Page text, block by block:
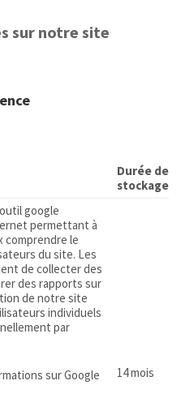
sur notre site
Durée de
stockage
google
permettant à
comprendre le
du site. Les
de collecter des
des rapports sur
de notre site
individuels
par
sur Google
14 mois